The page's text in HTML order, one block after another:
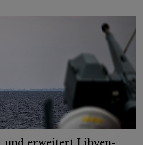
und erweitert Libyen-